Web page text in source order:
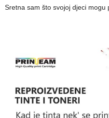
Sretna sam što svojoj djeci mogu